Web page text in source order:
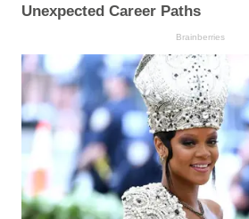
Unexpected Career Paths
Brainberries